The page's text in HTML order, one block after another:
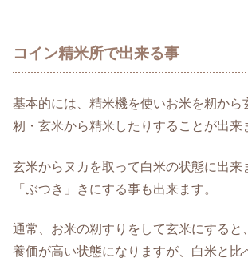
コイン精米所で出来る事
基本的には、精米機を使いお米を籾から
籾・玄米から精米したりすることが出来
玄米からヌカを取って白米の状態に出来
「ぶつき」きにする事も出来ます。
通常、お米の籾すりをして玄米にすると
養価が高い状態になりますが、白米と比